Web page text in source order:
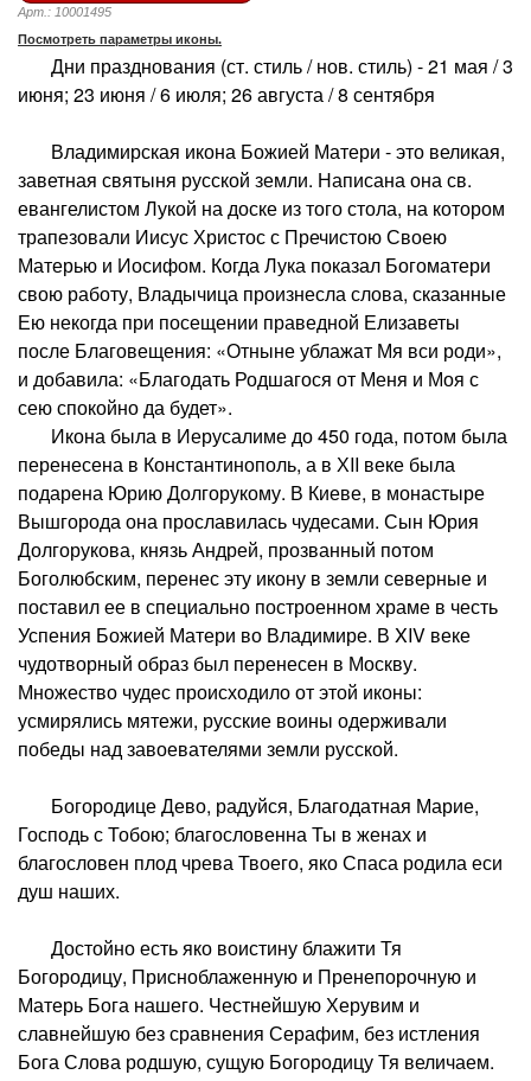
Арт.: 10001495
Посмотреть параметры иконы.
Дни празднования (ст. стиль / нов. стиль) - 21 мая / 3
июня; 23 июня / 6 июля; 26 августа / 8 сентября
Владимирская икона Божией Матери - это великая,
заветная святыня русской земли. Написана она св.
евангелистом Лукой на доске из того стола, на котором
трапезовали Иисус Христос с Пречистою Своею
Матерью и Иосифом. Когда Лука показал Богоматери
свою работу, Владычица произнесла слова, сказанные
Ею некогда при посещении праведной Елизаветы
после Благовещения: «Отныне ублажат Мя вси роди»,
и добавила: «Благодать Родшагося от Меня и Моя с
сею спокойно да будет».
Икона была в Иерусалиме до 450 года, потом была
перенесена в Константинополь, а в ХII веке была
подарена Юрию Долгорукому. В Киеве, в монастыре
Вышгорода она прославилась чудесами. Сын Юрия
Долгорукова, князь Андрей, прозванный потом
Боголюбским, перенес эту икону в земли северные и
поставил ее в специально построенном храме в честь
Успения Божией Матери во Владимире. В XIV веке
чудотворный образ был перенесен в Москву.
Множество чудес происходило от этой иконы:
усмирялись мятежи, русские воины одерживали
победы над завоевателями земли русской.
Богородице Дево, радуйся, Благодатная Марие,
Господь с Тобою; благословенна Ты в женах и
благословен плод чрева Твоего, яко Спаса родила еси
душ наших.
Достойно есть яко воистину блажити Тя
Богородицу, Присноблаженную и Пренепорочную и
Матерь Бога нашего. Честнейшую Херувим и
славнейшую без сравнения Серафим, без истления
Бога Слова родшую, сущую Богородицу Тя величаем.